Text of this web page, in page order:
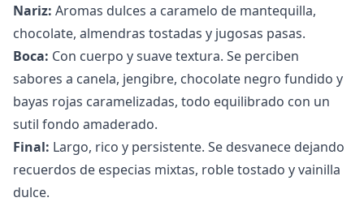
Nariz: Aromas dulces a caramelo de mantequilla,
chocolate, almendras tostadas y jugosas pasas.
Boca: Con cuerpo y suave textura. Se perciben
sabores a canela, jengibre, chocolate negro fundido y
bayas rojas caramelizadas, todo equilibrado con un
sutil fondo amaderado.
Final: Largo, rico y persistente. Se desvanece dejando
recuerdos de especias mixtas, roble tostado y vainilla
dulce.